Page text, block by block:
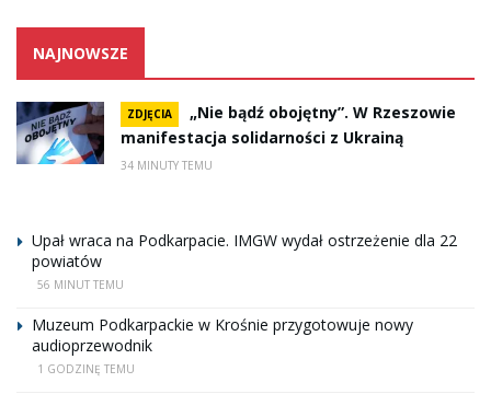
NAJNOWSZE
ZDJĘCIA
„Nie bądź obojętny”. W Rzeszowie
manifestacja solidarności z Ukrainą
34 MINUTY TEMU
Upał wraca na Podkarpacie. IMGW wydał ostrzeżenie dla 22
powiatów
56 MINUT TEMU
Muzeum Podkarpackie w Krośnie przygotowuje nowy
audioprzewodnik
1 GODZINĘ TEMU